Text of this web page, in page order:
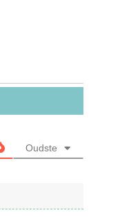
Oudste